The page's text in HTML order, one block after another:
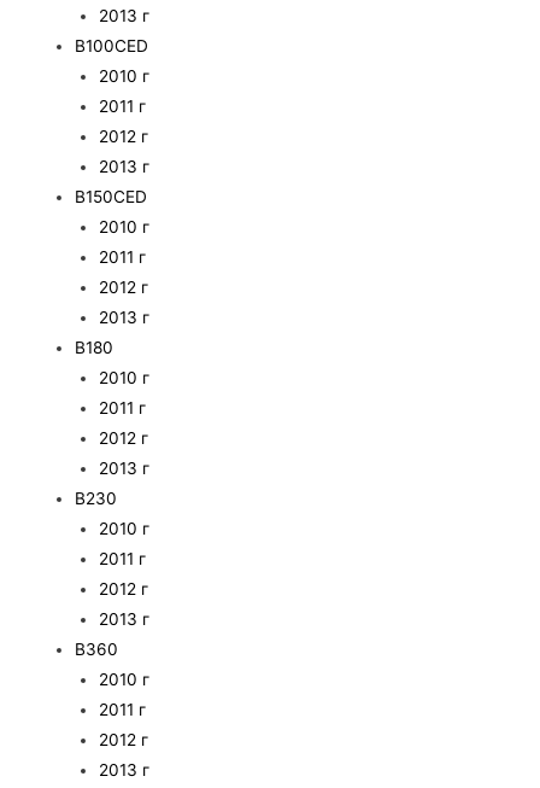
2013 г
B100CED
2010 г
2011 г
2012 г
2013 г
B150CED
2010 г
2011 г
2012 г
2013 г
B180
2010 г
2011 г
2012 г
2013 г
B230
2010 г
2011 г
2012 г
2013 г
B360
2010 г
2011 г
2012 г
2013 г